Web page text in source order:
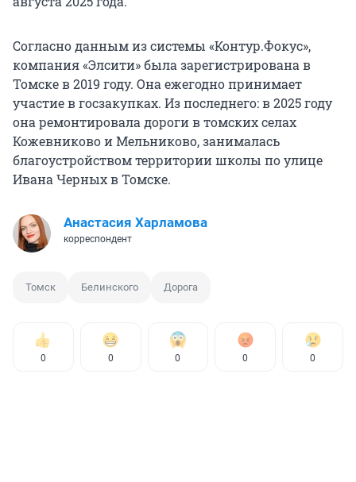
Согласно данным из системы «Контур.Фокус»,
компания «Элсити» была зарегистрирована в
Томске в 2019 году. Она ежегодно принимает
участие в госзакупках. Из последнего: в 2025 году
она ремонтировала дороги в томских селах
Кожевниково и Мельниково, занималась
благоустройством территории школы по улице
Ивана Черных в Томске.
Анастасия Харламова
корреспондент
Томск Белинского Дорога
0 0 0 0 0